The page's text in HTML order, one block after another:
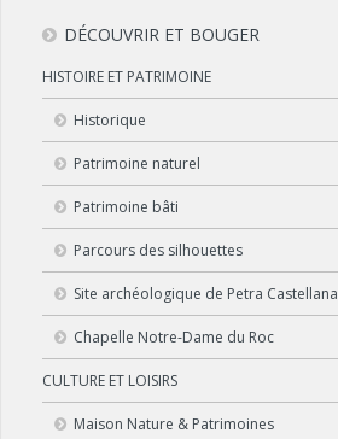
DÉCOUVRIR ET BOUGER
HISTOIRE ET PATRIMOINE
Historique
Patrimoine naturel
Patrimoine bâti
Parcours des silhouettes
Site archéologique de Petra Castellana
Chapelle Notre-Dame du Roc
CULTURE ET LOISIRS
Maison Nature & Patrimoines